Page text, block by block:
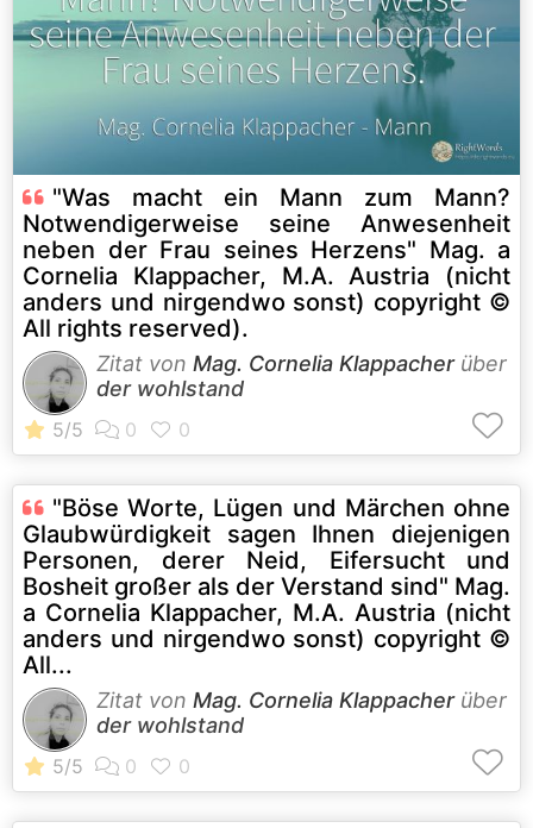
"Was macht ein Mann zum Mann?
Notwendigerweise seine Anwesenheit
neben der Frau seines Herzens" Mag. a
Cornelia Klappacher, M.A. Austria (nicht
anders und nirgendwo sonst) copyright ©
All rights reserved).
Zitat von Mag. Cornelia Klappacherüber
der wohlstand
"Böse Worte, Lügen und Märchen ohne
Glaubwürdigkeit sagen Ihnen diejenigen
Personen, derer Neid, Eifersucht und
Bosheit großer als der Verstand sind" Mag.
a Cornelia Klappacher, M.A. Austria (nicht
anders und nirgendwo sonst) copyright ©
All...
Zitat von Mag. Cornelia Klappacherüber
der wohlstand